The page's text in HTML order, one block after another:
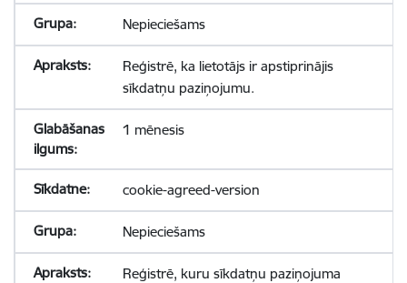
Nepieciešams
Reģistrē, ka lietotājs ir apstiprinājis
sīkdatņu paziņojumu.
1 mēnesis
cookie-agreed-version
Nepieciešams
Reģistrē, kuru sīkdatņu paziņojuma